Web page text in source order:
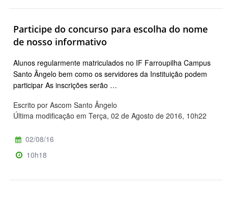
Participe do concurso para escolha do nome
de nosso informativo
Alunos regularmente matriculados no IF Farroupilha Campus
Santo Ângelo bem como os servidores da Instituição podem
participar As inscrições serão …
Escrito por Ascom Santo Ângelo
Última modificação em Terça, 02 de Agosto de 2016, 10h22
02/08/16
10h18